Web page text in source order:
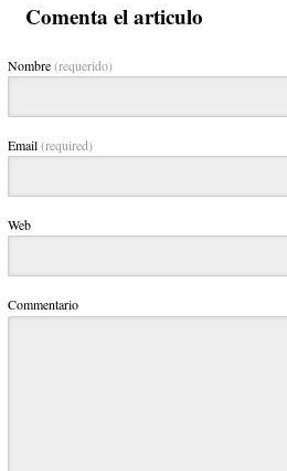
Comenta el articulo
Nombre(requerido)
Email(required)
Web
Commentario